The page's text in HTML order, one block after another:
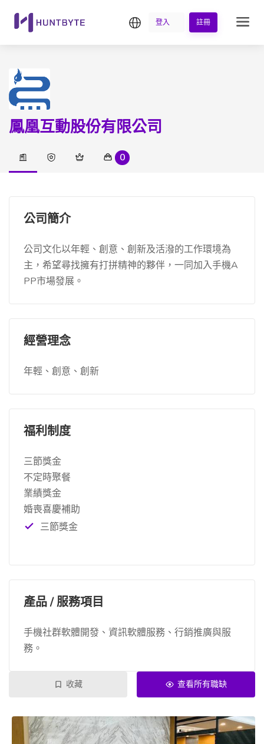
繁中登入 註冊
鳳凰互動股份有限公司
0
公司簡介
公司文化以年輕、創意、創新及活潑的工作環境為
主，希望尋找擁有打拼精神的夥伴，一同加入手機A
PP市場發展。
經營理念
年輕、創意、創新
福利制度
三節獎金
不定時聚餐
業績獎金
婚喪喜慶補助
三節獎金
產品 / 服務項目
手機社群軟體開發、資訊軟體服務、行銷推廣與服
務。
收藏 查看所有職缺